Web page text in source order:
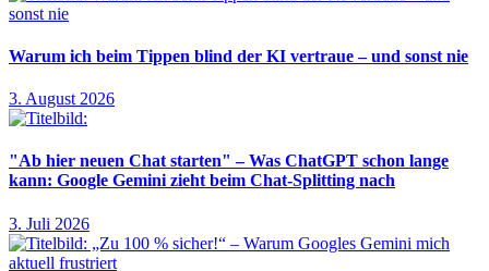
Warum ich beim Tippen blind der KI vertraue – und sonst nie
3. August 2026
"Ab hier neuen Chat starten" – Was ChatGPT schon lange
kann: Google Gemini zieht beim Chat-Splitting nach
3. Juli 2026